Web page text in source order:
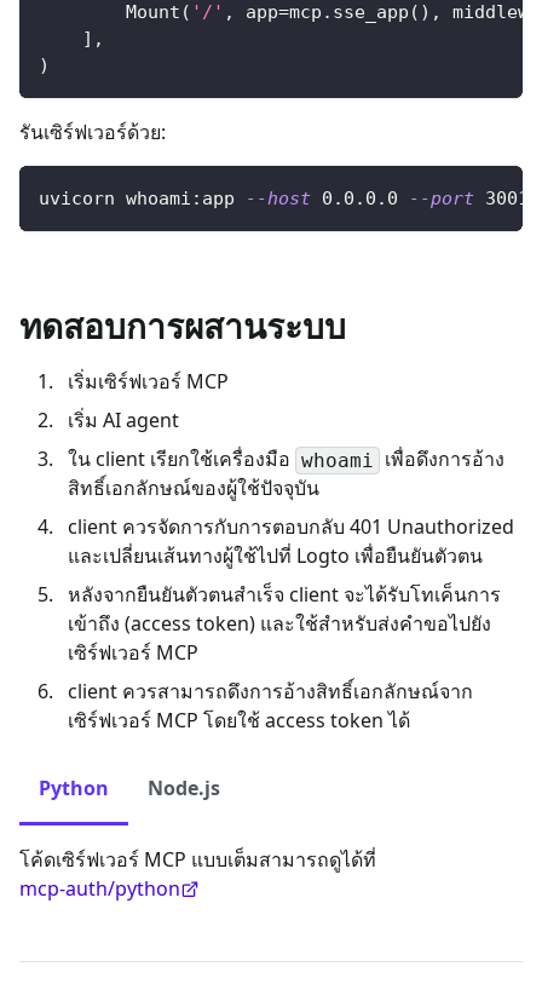
        Mount
( '/' , app=mcp . sse_app ( ) ,
] ,
)
รันเซิร์ฟเวอร์ด้วย:
uvicorn whoami:app --host 0.0 .0.0 --port 3001
ทดสอบการผสานระบบ
เริ่มเซิร์ฟเวอร์ MCP
เริ่ม AI agent
ใน client เรียกใช้เครื่องมือ whoami เพื่อดึงการอ้าง
สิทธิ์เอกลักษณ์ของผู้ใช้ปัจจุบัน
client ควรจัดการกับการตอบกลับ 401 Unauthorized
และเปลี่ยนเส้นทางผู้ใช้ไปที่ Logto เพื่อยืนยันตัวตน
หลังจากยืนยันตัวตนสำเร็จ client จะได้รับโทเค็นการ
เข้าถึง (access token) และใช้สำหรับส่งคำขอไปยัง
เซิร์ฟเวอร์ MCP
client ควรสามารถดึงการอ้างสิทธิ์เอกลักษณ์จาก
เซิร์ฟเวอร์ MCP โดยใช้ access token ได้
Python Node.js
โค้ดเซิร์ฟเวอร์ MCP แบบเต็มสามารถดูได้ที่
mcp-auth/python